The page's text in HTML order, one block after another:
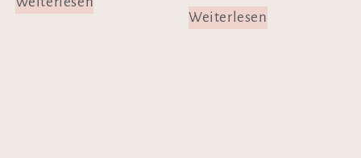
Weiterlesen